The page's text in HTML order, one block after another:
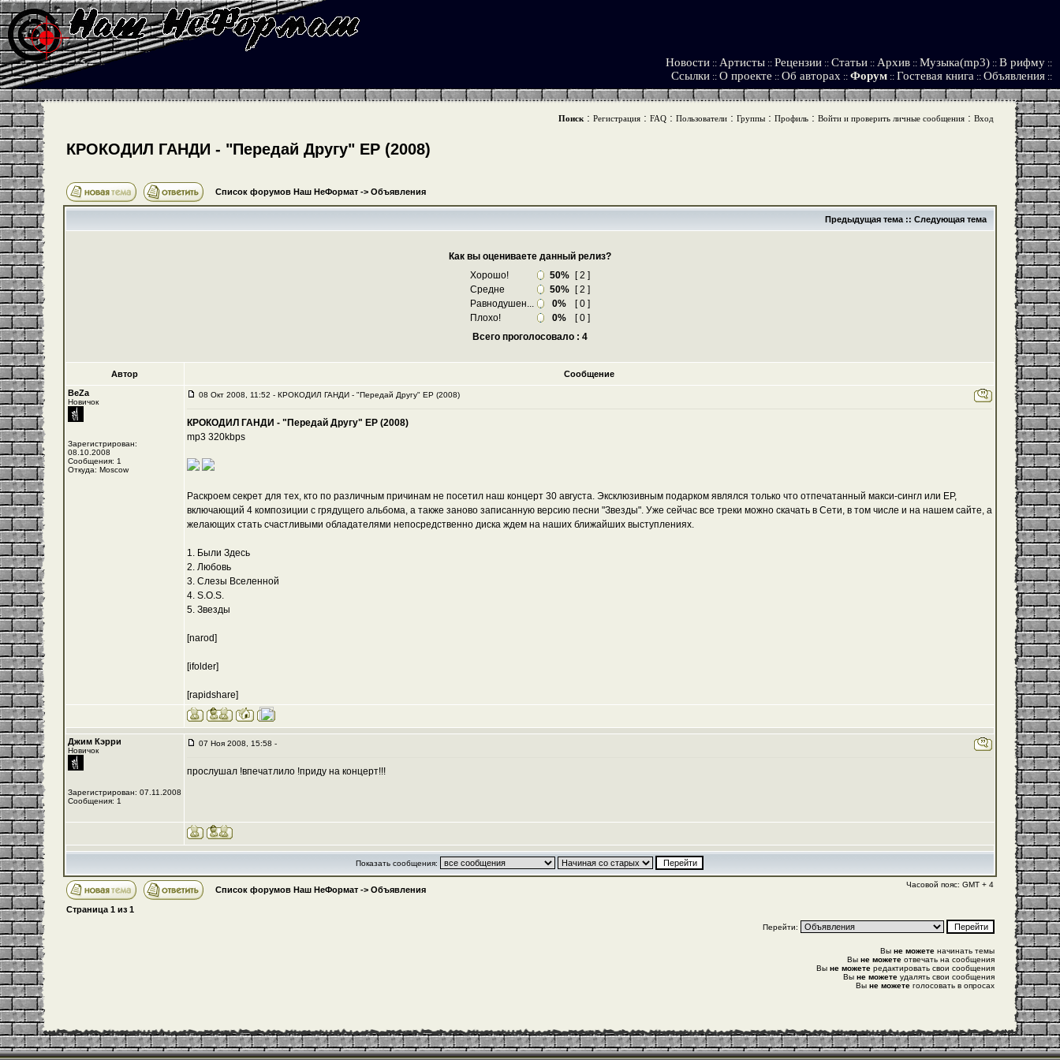
Новости :: Артисты :: Рецензии :: Статьи :: Архив :: Музыка(mp3) :: В рифму ::
Ссылки :: О проекте :: Об авторах :: Форум :: Гостевая книга :: Объявления ::
Поиск: Регистрация: FAQ: Пользователи: Группы: Профиль: Войти и проверить личные сообщения: Вход
КРОКОДИЛ ГАНДИ - "Передай Другу" ЕР (2008)
Список форумов Наш НеФормат-> Объявления
Предыдущая тема:: Следующая тема
Как вы оцениваете данный релиз?
Хорошо!
50%
[ 2 ]
Средне
50%
[ 2 ]
Равнодушен...
0%
[ 0 ]
Плохо!
0%
[ 0 ]
Всего проголосовало : 4
Автор
Сообщение
BeZa
Новичок
Зарегистрирован:
08.10.2008
Сообщения: 1
Откуда: Moscow
08 Окт 2008, 11:52 - КРОКОДИЛ ГАНДИ - "Передай Другу" ЕР (2008)
КРОКОДИЛ ГАНДИ - "Передай Другу" ЕР (2008)
mp3 320kbps
Раскроем секрет для тех, кто по различным причинам не посетил наш концерт 30 августа. Эксклюзивным подарком являлся только что отпечатанный макси-сингл или EP,
включающий 4 композиции с грядущего альбома, а также заново записанную версию песни "Звезды". Уже сейчас все треки можно скачать в Сети, в том числе и на нашем сайте, а
желающих стать счастливыми обладателями непосредственно диска ждем на наших ближайших выступлениях.
1. Были Здесь
2. Любовь
3. Слезы Вселенной
4. S.O.S.
5. Звезды
[narod]
[ifolder]
[rapidshare]
Джим Кэрри
Новичок
Зарегистрирован: 07.11.2008
Сообщения: 1
07 Ноя 2008, 15:58 -
прослушал !впечатлило !приду на концерт!!!
Показать сообщения:
Список форумов Наш НеФормат-> Объявления
Часовой пояс: GMT + 4
Страница 1из 1
Перейти:
Вы не можетеначинать темы
Вы не можетеотвечать на сообщения
Вы не можетередактировать свои сообщения
Вы не можетеудалять свои сообщения
Вы не можетеголосовать в опросах